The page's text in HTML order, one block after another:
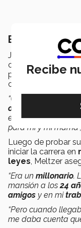
El dinero no
Junto con los
conferencia virtual,
personales que le
comparte.
“Cuando era
objetivo
, comprar
el
dinero
para mi y mi mamá”,
Luego de probar
iniciar la carrera en
leyes , Meltzer
“Era un millonario.
mansión a los 24
amigos y en mi
“Pero cuando
me daba cuenta
Recibe